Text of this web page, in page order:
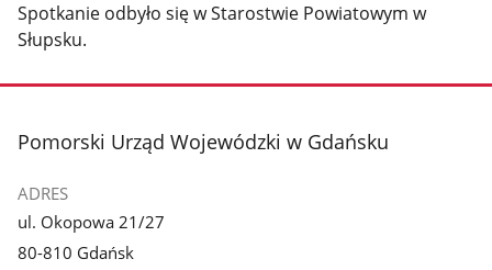
Spotkanie odbyło się w Starostwie Powiatowym w
Słupsku.
stopka
Pomorski Urząd Wojewódzki w Gdańsku
ADRES
ul. Okopowa 21/27
80-810 Gdańsk